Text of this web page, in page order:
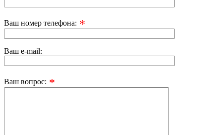
Ваш номер телефона: *
Ваш e-mail:
Ваш вопрос: *